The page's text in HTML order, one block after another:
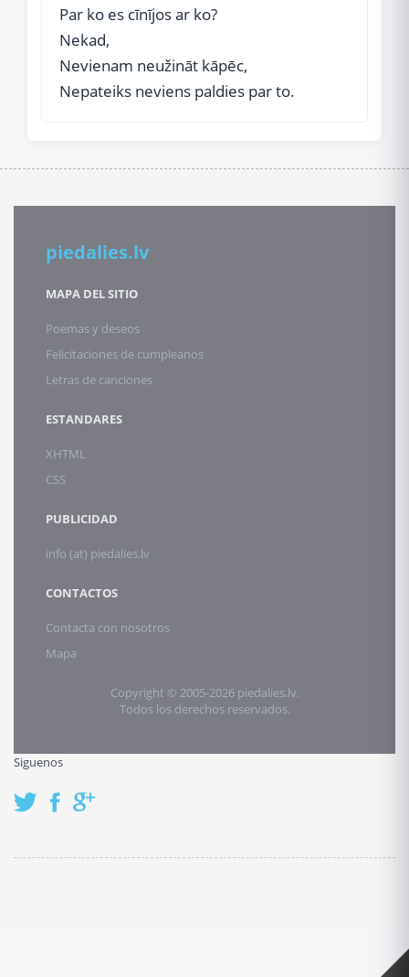
Par ko es cīnījos ar ko?
Nekad,
Nevienam neužināt kāpēc,
Nepateiks neviens paldies par to.
piedalies.lv
MAPA DEL SITIO
Poemas y deseos
Felicitaciones de cumpleanos
Letras de canciones
ESTANDARES
XHTML
CSS
PUBLICIDAD
info (at) piedalies.lv
CONTACTOS
Contacta con nosotros
Mapa
Copyright © 2005-2026 piedalies.lv.
Todos los derechos reservados.
Siguenos